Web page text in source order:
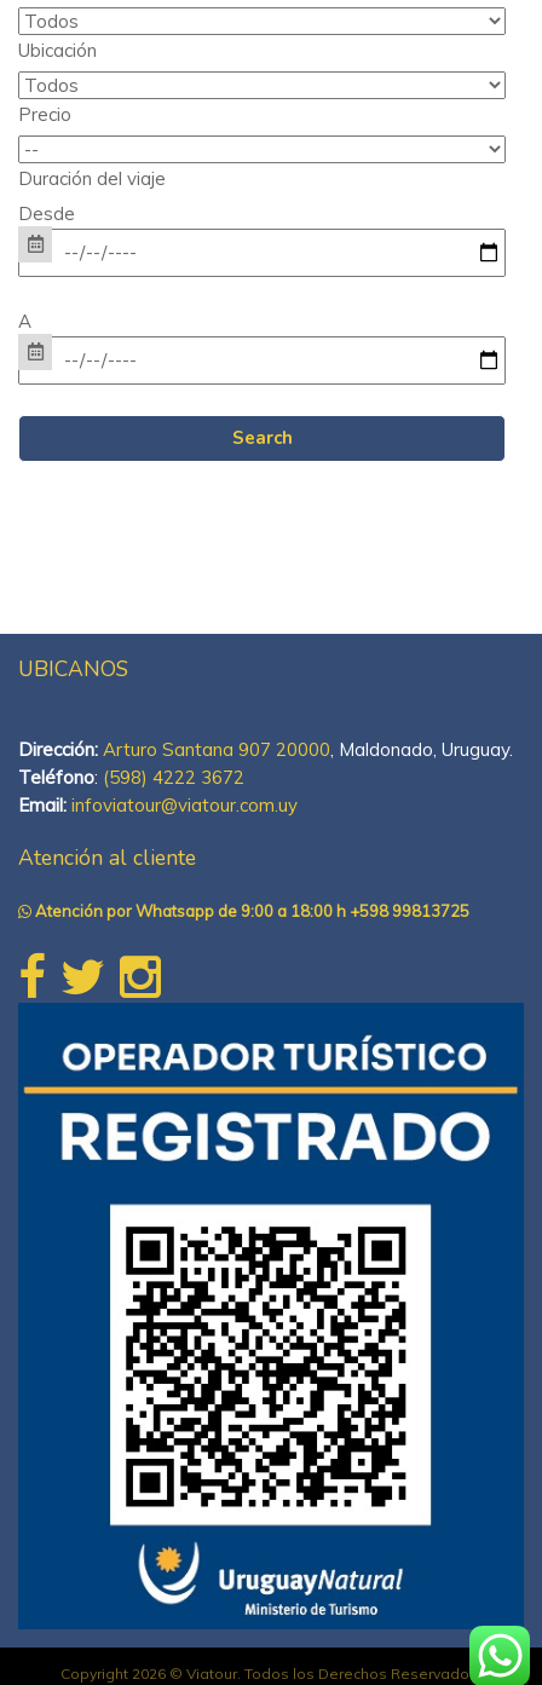
Ubicación
Precio
Duración del viaje
Desde
A
UBICANOS
Dirección: Arturo Santana 907 20000, Maldonado, Uruguay.
Teléfono: (598) 4222 3672
Email: infoviatour@viatour.com.uy
Atención al cliente
Atención por Whatsapp de 9:00 a 18:00 h +598 99813725
Copyright 2026 © Viatour. Todos los Derechos Reservados.